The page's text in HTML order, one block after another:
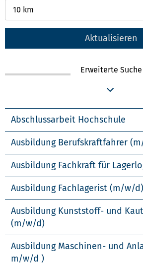
10 km
Aktualisieren
Erweiterte Suche
Abschlussarbeit Hochschule
Ausbildung Berufskraftfahrer
Ausbildung Fachkraft für
Ausbildung Fachlagerist (m/w/d)
Ausbildung Kunststoff- und
(m/w/d)
Ausbildung Maschinen- und
m/w/d )